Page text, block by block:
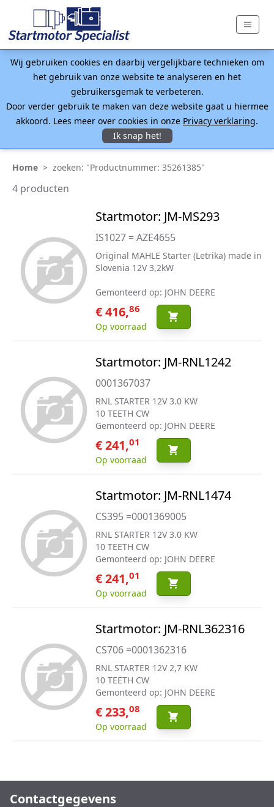
Wij gebruiken cookies en daarbij vergelijkbare technieken om
het gebruik van onze website te analyseren en het
gebruikersgemak te verbeteren.
Door verder gebruik te maken van deze website gaat u hiermee
akkoord. Lees meer over cookies in onze Privacy verklaring.
Ik snap het!
Home > zoeken: "Productnummer: 35261385"
4 producten
Startmotor: JM-MS293
IS1027 = AZE4655
Original MAHLE Starter (Letrika) made in
Slovenia 12V 3,2kW
Gemonteerd op: JOHN DEERE
€ 416,86
Op voorraad
Startmotor: JM-RNL1242
0001367037
RNL STARTER 12V 3.0 KW
10 TEETH CW
Gemonteerd op: JOHN DEERE
€ 241,01
Op voorraad
Startmotor: JM-RNL1474
CS395 =0001369005
RNL STARTER 12V 3.0 KW
10 TEETH CW
Gemonteerd op: JOHN DEERE
€ 241,01
Op voorraad
Startmotor: JM-RNL362316
CS706 =0001362316
RNL STARTER 12V 2,7 KW
10 TEETH CW
Gemonteerd op: JOHN DEERE
€ 233,08
Op voorraad
Contactgegevens